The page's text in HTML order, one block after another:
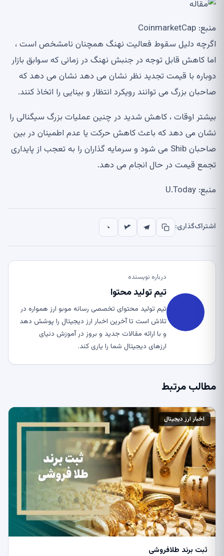
منبع: CoinmarketCap
اگرچه دلیل سقوط فعالیت نهنگ همچنان نامشخص است ،
اما کاهش قابل توجه در جنبش نهنگ در زمانی که سوابق بازار
دوباره با قیمت تجدید نظر نشان می دهد نشان می دهد که
صاحبان بزرگ می توانند رویکرد انتظار و بینایی را اتخاذ کنند.
بیشتر اوقات ، کاهش شدید در چنین عملیات بزرگ سیگنالی را
نشان می دهد که باعث کاهش حرکت یا عدم اطمینان در بین
صاحبان Shib می شود و سرمایه گذاران را به تعجب از پایداری
تجمع قیمت در حال انجام می دهد.
منبع: U.Today
اشتراک‌گذاری:
درباره نویسنده
تیم تولید محتوا
تیم تولید محتوای تخصصی رسانه موبو ارز همواره در
تلاش است تا آخرین اخبار ارز دیجیتال را پوشش دهد
و با ارائه مقالات جدید و بروز در آموزش دنیای
ارزهای دیجیتال شما را یاری کند.
مطالب مرتبط
اخبار ارز دیجیتال
ثبت برند طلافروشی